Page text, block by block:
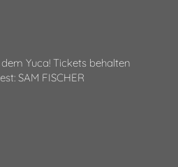
Yuca! Tickets behalten
SAM FISCHER